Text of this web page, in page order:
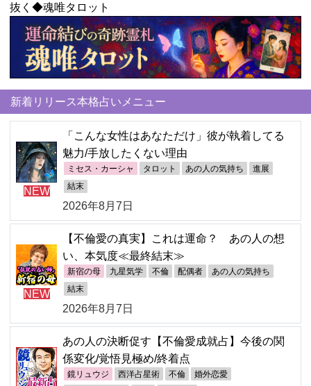
抜く◆魂唯タロット
新着リリース本格占いメニュー
NEW
「こんな女性はあなただけ」彼が執着してる
魅力/手放したくない理由
ミセス・カーシャ タロット あの人の気持ち 進展
結末
2026年8月7日
NEW
【不倫愛の真実】これは運命？ あの人の想
い、本気度≪最終結末≫
新宿の母 九星気学 不倫 配偶者 あの人の気持ち
結末
2026年8月7日
あの人の決断促す【不倫愛成就占】今後の関
係変化/覚悟見極め/終着点
鏡リュウジ 西洋占星術 不倫 婚外恋愛